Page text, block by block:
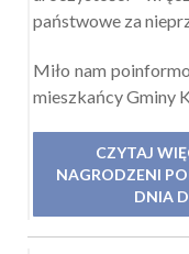
państwowe za
Miło nam
mieszkańcy Gminy
CZYTAJ
NAGRODZENI
DNIA